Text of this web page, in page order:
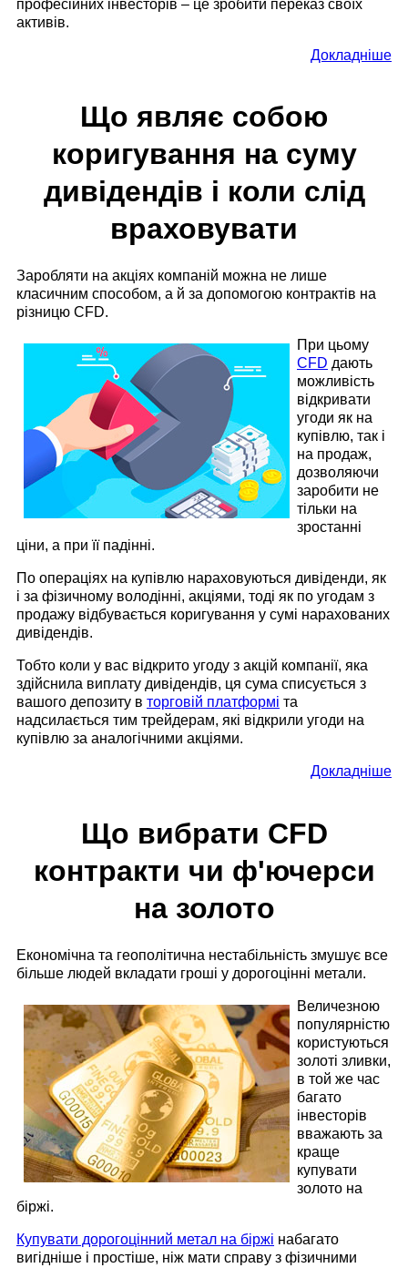
професійних інвесторів – це зробити переказ своїх
активів.
Докладніше
Що являє собою
коригування на суму
дивідендів і коли слід
враховувати
Заробляти на акціях компаній можна не лише
класичним способом, а й за допомогою контрактів на
різницю CFD.
При цьому
CFD дають
можливість
відкривати
угоди як на
купівлю, так і
на продаж,
дозволяючи
заробити не
тільки на
зростанні
ціни, а при її падінні.
По операціях на купівлю нараховуються дивіденди, як
і за фізичному володінні, акціями, тоді як по угодам з
продажу відбувається коригування у сумі нарахованих
дивідендів.
Тобто коли у вас відкрито угоду з акцій компанії, яка
здійснила виплату дивідендів, ця сума списується з
вашого депозиту в торговій платформі та
надсилається тим трейдерам, які відкрили угоди на
купівлю за аналогічними акціями.
Докладніше
Що вибрати CFD
контракти чи ф'ючерси
на золото
Економічна та геополітична нестабільність змушує все
більше людей вкладати гроші у дорогоцінні метали.
Величезною
популярністю
користуються
золоті зливки,
в той же час
багато
інвесторів
вважають за
краще
купувати
золото на
біржі.
Купувати дорогоцінний метал на біржі набагато
вигідніше і простіше, ніж мати справу з фізичними